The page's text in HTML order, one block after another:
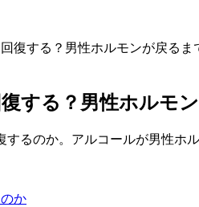
復する？男性ホルモンが戻るま
する？男性ホルモ
るのか。アルコールが男性ホ
か